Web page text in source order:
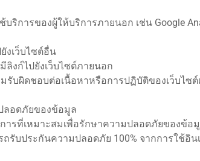
บริการของผู้ให้บริการภายนอก เช่น Google
งเว็บไซต์อื่น
ลิงก์ไปยังเว็บไซต์ภายนอก
มรับผิดชอบต่อเนื้อหาหรือการปฏิบัติของเว็บไซ
ลอดภัยของข้อมูล
การที่เหมาะสมเพื่อรักษาความปลอดภัยของข้
รับประกันความปลอดภัย 100% จากการใช้อิน